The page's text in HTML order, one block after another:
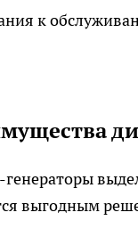
к
генераторы
выгодным